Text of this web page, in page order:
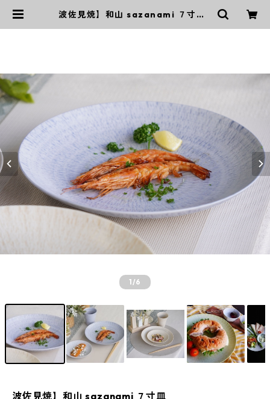
波佐見焼】和山 sazanami ７寸皿 |
1/6
波佐見焼】和山 sazanami ７寸皿